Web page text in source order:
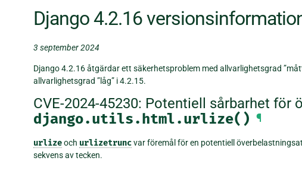
Django 4.2.16
3 september 2024
Django 4.2.16 åtgärdar ett säkerhetsproblem med allvarlighetsgrad
allvarlighetsgrad ”låg” i 4.2.15.
CVE-2024-45230: Potentiell sårbarhet för
django.utils.html.urlize() ¶
urlizeoch urlizetruncvar föremål för en potentiell
sekvens av tecken.